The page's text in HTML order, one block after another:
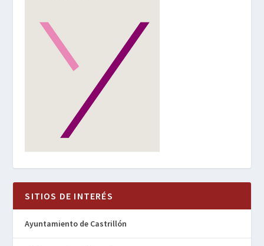
SITIOS DE INTERÉS
Ayuntamiento de Castrillón